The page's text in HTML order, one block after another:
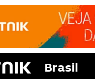
Brasil